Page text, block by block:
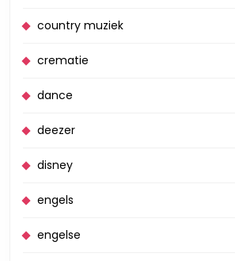
country muziek
crematie
dance
deezer
disney
engels
engelse